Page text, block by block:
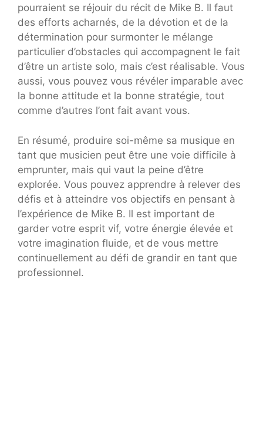
pourraient se réjouir du récit de Mike B. Il faut
des efforts acharnés, de la dévotion et de la
détermination pour surmonter le mélange
particulier d’obstacles qui accompagnent le fait
d’être un artiste solo, mais c’est réalisable. Vous
aussi, vous pouvez vous révéler imparable avec
la bonne attitude et la bonne stratégie, tout
comme d’autres l’ont fait avant vous.
En résumé, produire soi-même sa musique en
tant que musicien peut être une voie difficile à
emprunter, mais qui vaut la peine d’être
explorée. Vous pouvez apprendre à relever des
défis et à atteindre vos objectifs en pensant à
l’expérience de Mike B. Il est important de
garder votre esprit vif, votre énergie élevée et
votre imagination fluide, et de vous mettre
continuellement au défi de grandir en tant que
professionnel.